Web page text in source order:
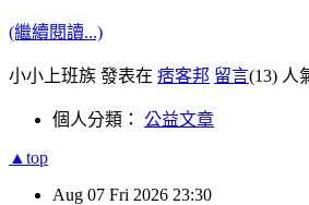
(繼續閱讀...)
小小上班族 發表在 痞客邦 留言(13) 人
個人分類： 公益文章
▲top
Aug 07 Fri 2026 23:30